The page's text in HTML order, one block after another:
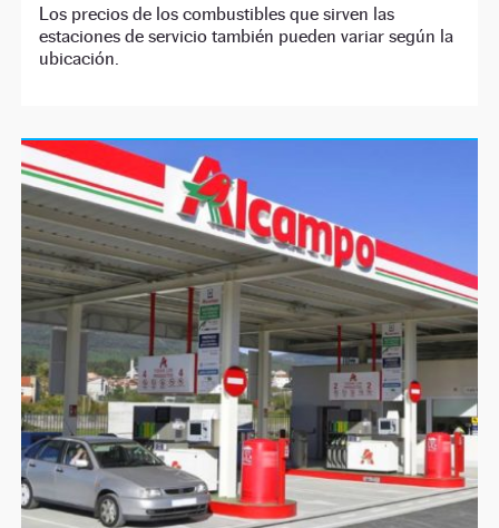
Los precios de los combustibles que sirven las
estaciones de servicio también pueden variar según la
ubicación.